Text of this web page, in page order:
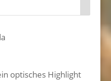
optisches Highlight